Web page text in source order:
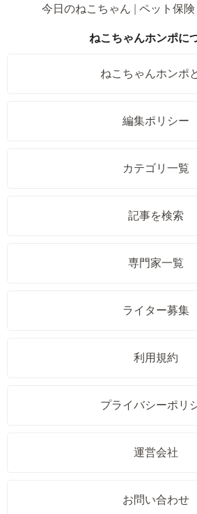
今日のねこちゃん
ペット保険
ねこちゃんホンポに
ねこちゃんホンポ
編集ポリシー
カテゴリ一覧
記事を検索
専門家一覧
ライター募集
利用規約
プライバシーポリ
運営会社
お問い合わせ